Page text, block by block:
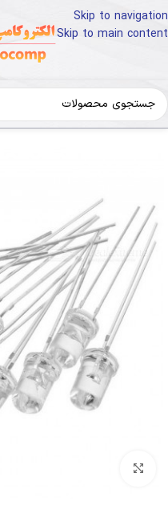
Skip to navigation
Skip to main content
خانه قطعات و تجهیزات الکترونیک